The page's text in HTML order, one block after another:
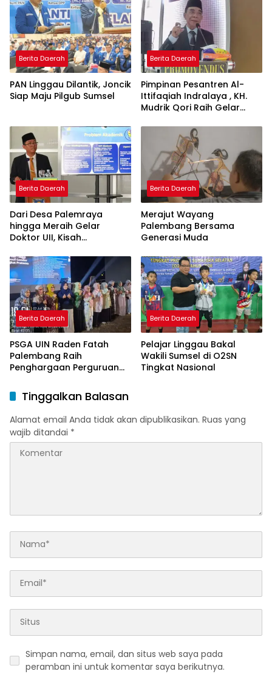
Berita Daerah
PAN Linggau Dilantik, Joncik
Siap Maju Pilgub Sumsel
Berita Daerah
Pimpinan Pesantren Al-
Ittifaqiah Indralaya , KH.
Mudrik Qori Raih Gelar
Model Pembelajaran
Nagham Al-Qur’an di UMM
Berita Daerah
Dari Desa Palemraya
hingga Meraih Gelar
Doktor UII, Kisah
Yogyakarta yang Pernah
Menjadi Driver Taksi Online
Berita Daerah
Merajut Wayang
Palembang Bersama
Generasi Muda
Berita Daerah
PSGA UIN Raden Fatah
Palembang Raih
Penghargaan Perguruan
Peringkat Pratama
Berita Daerah
Pelajar Linggau Bakal
Wakili Sumsel di O2SN
Tingkat Nasional
Tinggalkan Balasan
Alamat email Anda tidak akan dipublikasikan. Ruas yang
wajib ditandai *
Simpan nama, email, dan situs web saya pada
peramban ini untuk komentar saya berikutnya.